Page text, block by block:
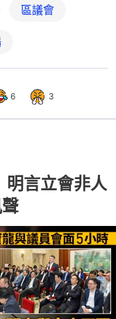
區議會
6 3
言立會非人